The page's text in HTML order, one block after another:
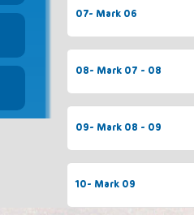
07- Mark 06
08- Mark 07 - 08
09- Mark 08 - 09
10- Mark 09